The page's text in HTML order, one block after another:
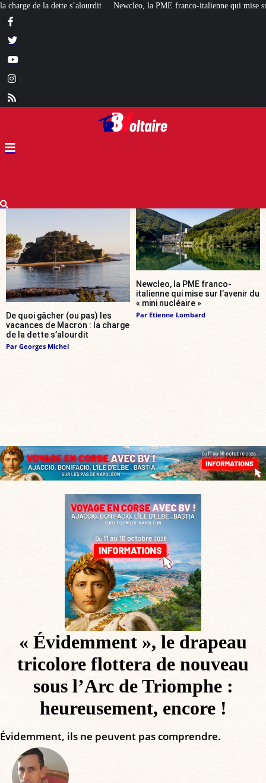
la PME franco-italienne qui mise sur l’avenir du « mini nucléaire » Face
De quoi gâcher (ou pas) les
vacances de Macron : la charge
de la dette s’alourdit
Par Georges Michel
Newcleo, la PME franco-
italienne qui mise sur l’avenir du
« mini nucléaire »
Par Etienne Lombard
« Évidemment », le drapeau
tricolore flottera de nouveau
sous l’Arc de Triomphe :
heureusement, encore !
Évidemment, ils ne peuvent pas comprendre.